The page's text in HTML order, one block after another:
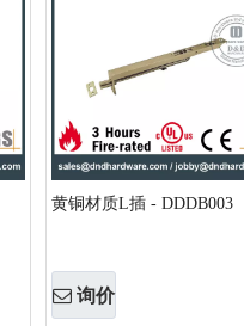
黄铜材质L插 - DDDB003
询价